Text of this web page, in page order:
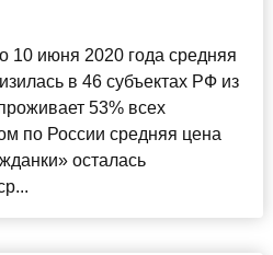
10 июня 2020 года средняя
в 46 субъектах РФ из
53% всех
по России средняя цена
осталась